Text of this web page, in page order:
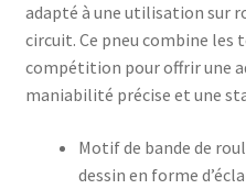
adapté à une utilisation sur
circuit. Ce pneu combine les
compétition pour offrir une
maniabilité précise et une
Motif de bande de
dessin en forme